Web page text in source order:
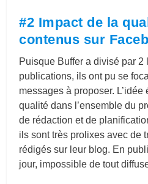
#2 Impact de la
contenus sur
Puisque Buffer a divisé par 2
publications, ils ont pu se
messages à proposer. L’idée
qualité dans l’ensemble du
de rédaction et de
ils sont très prolixes avec de
rédigés sur leur blog. En
jour, impossible de tout